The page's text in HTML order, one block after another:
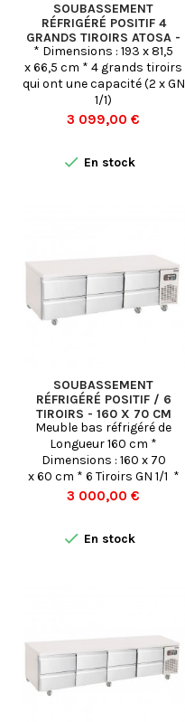
SOUBASSEMENT
RÉFRIGÉRÉ POSITIF 4
GRANDS TIROIRS ATOSA -
193 X 81,5 CM
* Dimensions : 193 x 81,5
x 66,5 cm * 4 grands tiroirs
qui ont une capacité (2 x GN
1/1)
Prix
3 099,00 €
 En stock
SOUBASSEMENT
RÉFRIGÉRÉ POSITIF / 6
TIROIRS - 160 X 70 CM
Meuble bas réfrigéré de
Longueur 160 cm *
Dimensions : 160 x 70
x 60 cm * 6 Tiroirs GN 1/1 *
Froid POSITIF Ventilé (-2 °
Prix
3 000,00 €
 En stock